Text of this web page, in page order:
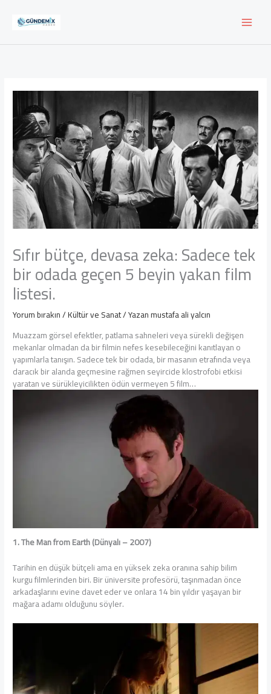
Sıfır bütçe, devasa zeka: Sadece tek
bir odada geçen 5 beyin yakan film
listesi.
Yorum bırakın/Kültür ve Sanat/ Yazanmustafa ali yalcın
Muazzam görsel efektler, patlama sahneleri veya sürekli değişen
mekanlar olmadan da bir filmin nefes kesebileceğini kanıtlayan o
yapımlarla tanışın. Sadece tek bir odada, bir masanın etrafında veya
daracık bir alanda geçmesine rağmen seyircide klostrofobi etkisi
yaratan ve sürükleyicilikten ödün vermeyen 5 film…
1. The Man from Earth (Dünyalı – 2007)
Tarihin en düşük bütçeli ama en yüksek zeka oranına sahip bilim
kurgu filmlerinden biri. Bir üniversite profesörü, taşınmadan önce
arkadaşlarını evine davet eder ve onlara 14 bin yıldır yaşayan bir
mağara adamı olduğunu söyler.